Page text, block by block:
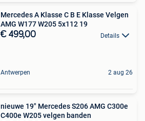
Mercedes A Klasse C B E Klasse Velgen
AMG W177 W205 5x112 19
€ 499,00 Details
Antwerpen 2 aug 26
nieuwe 19" Mercedes S206 AMG C300e
C400e W205 velgen banden